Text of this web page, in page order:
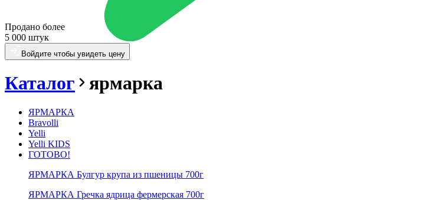
Продано более
5 000 штук
Войдите чтобы увидеть цену
Каталог ярмарка
ЯРМАРКА
Bravolli
Yelli
Yelli KIDS
ГОТОВО!
ЯРМАРКА Булгур крупа из пшеницы 700г
ЯРМАРКА Гречка ядрица фермерская 700г